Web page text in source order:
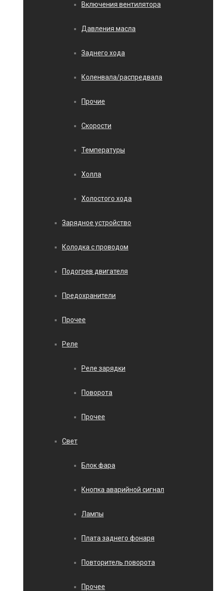
Включения вентилятора
Давления масла
Заднего хода
Коленвала/распредвала
Прочие
Скорости
Температуры
Холла
Холостого хода
Зарядное устройство
Колодка с проводом
Подогрев двигателя
Предохранители
Прочее
Реле
Реле зарядки
Поворота
Прочее
Свет
Блок фара
Кнопка аварийной сигнал
Лампы
Плата заднего фонаря
Повторитель поворота
Прочее